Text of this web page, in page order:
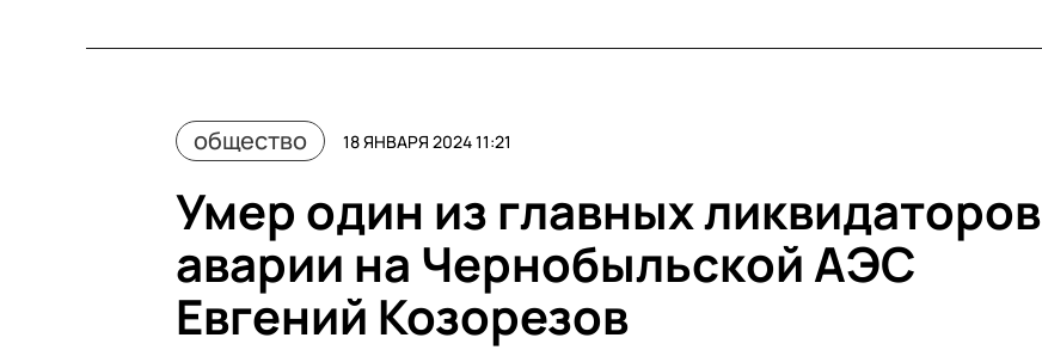
общество 18 ЯНВАРЯ 2024 11:21
Умер один из главных ликвидаторов
аварии на Чернобыльской АЭС
Евгений Козорезов